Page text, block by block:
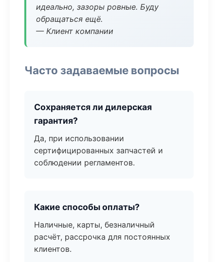
идеально, зазоры ровные. Буду
обращаться ещё.
— Клиент компании
Часто задаваемые вопросы
Сохраняется ли дилерская
гарантия?
Да, при использовании
сертифицированных запчастей и
соблюдении регламентов.
Какие способы оплаты?
Наличные, карты, безналичный
расчёт, рассрочка для постоянных
клиентов.